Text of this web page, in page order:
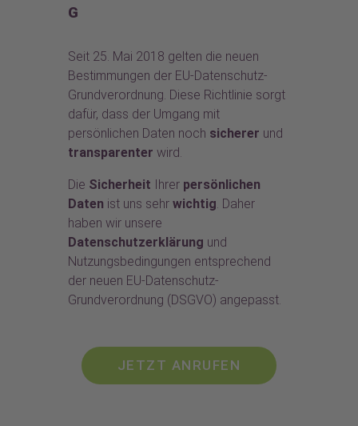
G
Seit 25. Mai 2018 gelten die neuen
Bestimmungen der EU-Datenschutz-
Grundverordnung. Diese Richtlinie sorgt
dafür, dass der Umgang mit
persönlichen Daten noch sicherer und
transparenter wird.
Die Sicherheit Ihrer persönlichen
Daten ist uns sehr wichtig. Daher
haben wir unsere
Datenschutzerklärung und
Nutzungsbedingungen entsprechend
der neuen EU-Datenschutz-
Grundverordnung (DSGVO) angepasst.
JETZT ANRUFEN